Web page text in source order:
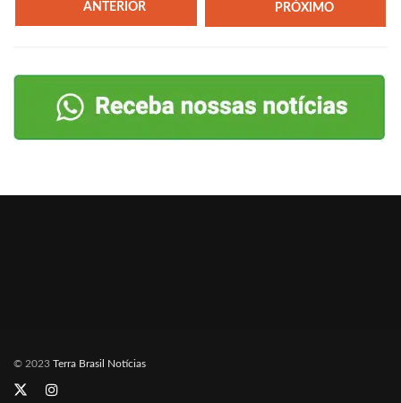
ANTERIOR PRÓXIMO
© 2023 Terra Brasil Notícias